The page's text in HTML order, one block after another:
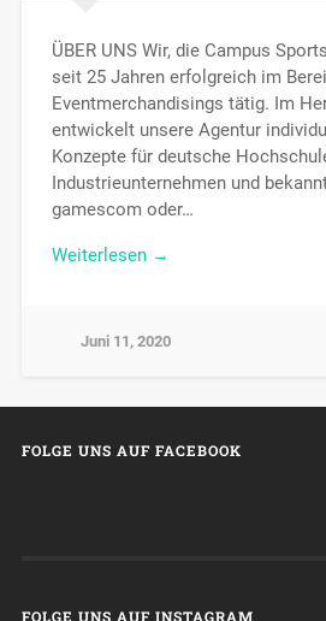
ÜBER UNS Wir, die Campus
seit 25 Jahren erfolgreich im
Eventmerchandisings tätig. Im
entwickelt unsere Agentur
Konzepte für deutsche
Industrieunternehmen und
gamescom oder…
Weiterlesen →
Juni 11, 2020
FOLGE UNS AUF FACEBOOK
FOLGE UNS AUF INSTAGRAM